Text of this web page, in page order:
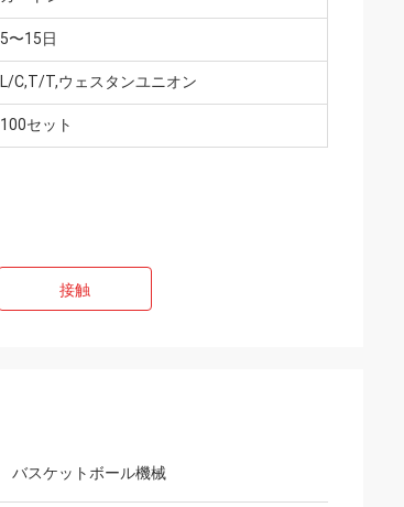
5〜15日
L/C,T/T,ウェスタンユニオン
100セット
接触
バスケットボール機械